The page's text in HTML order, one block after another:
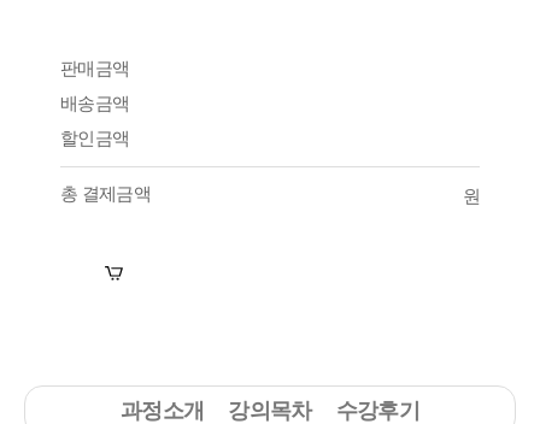
판매금액
배송금액
할인금액
총 결제금액 원
과정소개 강의목차 수강후기